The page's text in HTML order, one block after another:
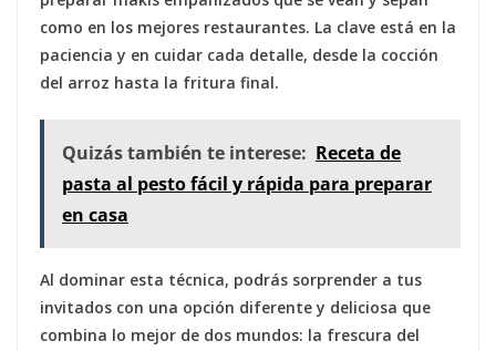
como en los mejores restaurantes. La clave está en la
paciencia y en cuidar cada detalle, desde la cocción
del arroz hasta la fritura final.
Quizás también te interese: Receta de
pasta al pesto fácil y rápida para preparar
en casa
Al dominar esta técnica, podrás sorprender a tus
invitados con una opción diferente y deliciosa que
combina lo mejor de dos mundos: la frescura del